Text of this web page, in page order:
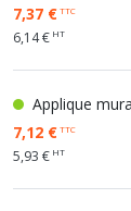
7,37 €TTC
6,14 € HT
Applique
7,12 €TTC
5,93 € HT